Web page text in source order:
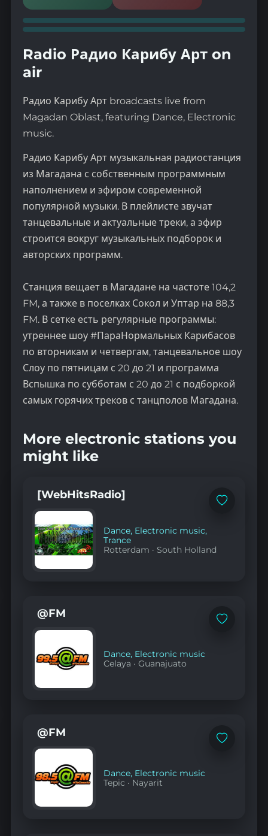
Radio Радио Карибу Арт on
air
Радио Карибу Арт broadcasts live from
Magadan Oblast, featuring Dance, Electronic
music.
Радио Карибу Арт музыкальная радиостанция
из Магадана с собственным программным
наполнением и эфиром современной
популярной музыки. В плейлисте звучат
танцевальные и актуальные треки, а эфир
строится вокруг музыкальных подборок и
авторских программ.
Станция вещает в Магадане на частоте 104,2
FM, а также в поселках Сокол и Уптар на 88,3
FM. В сетке есть регулярные программы:
утреннее шоу #ПараНормальных Карибасов
по вторникам и четвергам, танцевальное шоу
Слоу по пятницам с 20 до 21 и программа
Вспышка по субботам с 20 до 21 с подборкой
самых горячих треков с танцполов Магадана.
More electronic stations you
might like
Add
[WebHitsRadio]
Dance, Electronic music,
Trance
Rotterdam · South Holland
Add
@FM
Dance, Electronic music
Celaya ·Guanajuato
Add
@FM
Dance, Electronic music
Tepic · Nayarit